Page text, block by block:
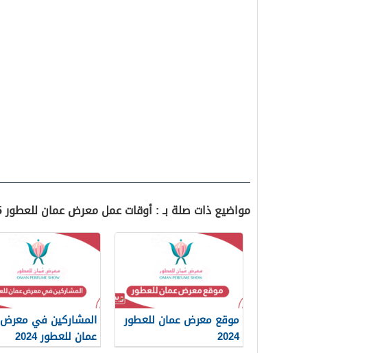
مواضيع ذات صلة بـ : أوقات عمل معرض عمان للعطور 2025
موقع معرض عمان للعطور
2024
المشاركين في معرض
عمان للعطور 2024